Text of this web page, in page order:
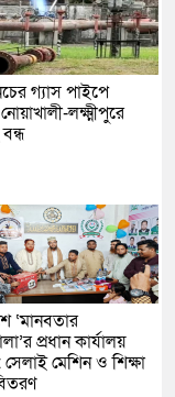
গ্যাস পাইপে
লক্ষ্মীপুরে
‘মানবতার
প্রধান কার্যালয়
মেশিন ও শিক্ষা